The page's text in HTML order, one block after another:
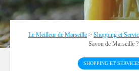
Le Meilleur de Marseille > Shopping et
Savon de Marseille ?
SHOPPING ET